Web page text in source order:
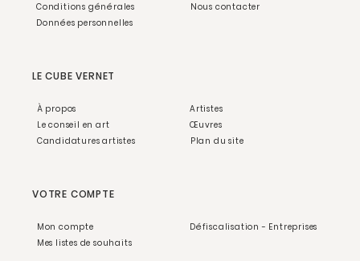
Conditions générales
Données personnelles
Nous contacter
LE CUBE VERNET
À propos
Le conseil en art
Candidatures artistes
Artistes
Œuvres
Plan du site
VOTRE COMPTE
Mon compte
Mes listes de souhaits
Défiscalisation - Entreprises